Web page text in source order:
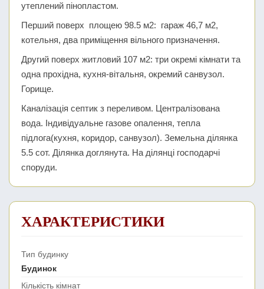
утеплений пінопластом.
Перший поверх площею 98.5 м2: гараж 46,7 м2,
котельня, два приміщення вільного призначення.
Другий поверх житловий 107 м2: три окремі кімнати та
одна прохідна, кухня-вітальня, окремий санвузол.
Горище.
Каналізація септик з переливом. Централізована
вода. Індивідуальне газове опалення, тепла
підлога(кухня, коридор, санвузол). Земельна ділянка
5.5 сот. Ділянка доглянута. На ділянці господарчі
споруди.
ХАРАКТЕРИСТИКИ
Тип будинку
Будинок
Кількість кімнат